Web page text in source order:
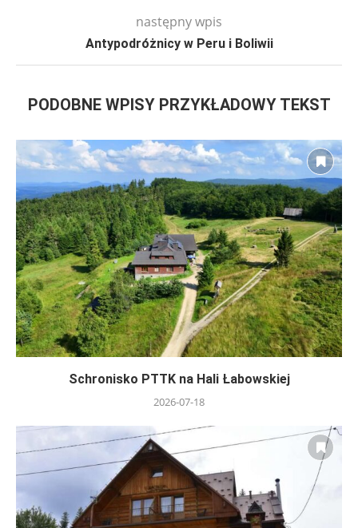
następny wpis
Antypodróżnicy w Peru i Boliwii
PODOBNE WPISY PRZYKŁADOWY TEKST
Schronisko PTTK na Hali Łabowskiej
2026-07-18